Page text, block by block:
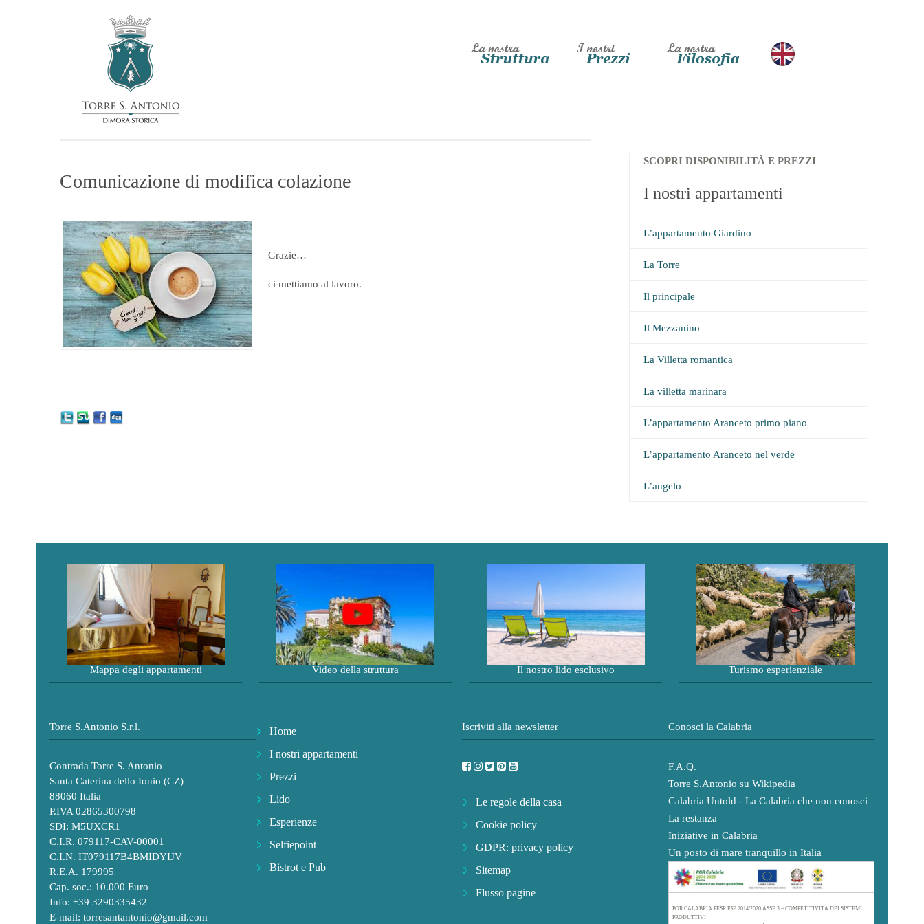
Comunicazione di modifica colazione
Grazie…
ci mettiamo al lavoro.
SCOPRI DISPONIBILITÀ E PREZZI
I nostri appartamenti
L’appartamento Giardino
La Torre
Il principale
Il Mezzanino
La Villetta romantica
La villetta marinara
L’appartamento Aranceto primo piano
L’appartamento Aranceto nel verde
L’angelo
Mappa degli appartamenti Video della struttura Il nostro lido esclusivo Turismo esperienziale
Torre S.Antonio S.r.l.
Contrada Torre S. Antonio
Santa Caterina dello Ionio (CZ)
88060 Italia
P.IVA 02865300798
SDI: M5UXCR1
C.I.R. 079117-CAV-00001
C.I.N. IT079117B4BMIDYIJV
R.E.A. 179995
Cap. soc.: 10.000 Euro
Info: +39 3290335432
E-mail: torresantantonio@gmail.com
Home
I nostri appartamenti
Prezzi
Lido
Esperienze
Selfiepoint
Bistrot e Pub
Iscriviti alla newsletter
Le regole della casa
Cookie policy
GDPR: privacy policy
Sitemap
Flusso pagine
Conosci la Calabria
F.A.Q.
Torre S.Antonio su Wikipedia
Calabria Untold - La Calabria che non conosci
La restanza
Iniziative in Calabria
Un posto di mare tranquillo in Italia
POR CALABRIA FESR FSE 2014/2020 ASSE 3 – COMPETITIVITÀ DEI SISTEMI
PRODUTTIVI